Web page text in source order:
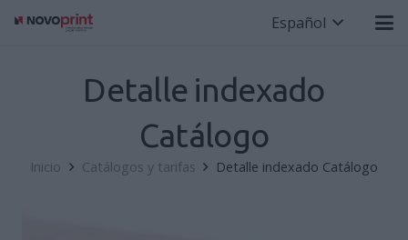
Español
Detalle indexado
Catálogo
Inicio Catálogos y tarifas Detalle indexado Catálogo